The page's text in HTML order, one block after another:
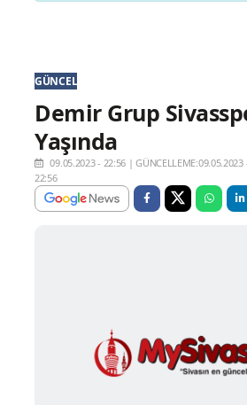
GÜNCEL
Demir Grup
Yaşında
09.05.2023 - 22:56 |GÜNCELLEME:09.05.2023
22:56